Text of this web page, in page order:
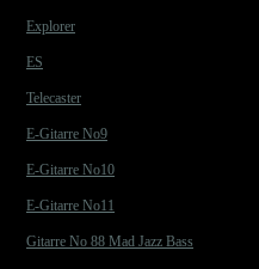
Explorer
ES
Telecaster
E-Gitarre No9
E-Gitarre No10
E-Gitarre No11
Gitarre No 88 Mad Jazz Bass